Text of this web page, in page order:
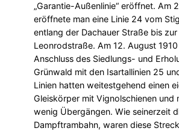
„Garantie-Außenlinie“ eröffnet. Am
eröffnete man eine Linie 24 vom
entlang der Dachauer Straße bis zur
Leonrodstraße. Am 12. August
Anschluss des Siedlungs- und
Grünwald mit den Isartallinien 25
Linien hatten weitestgehend einen
Gleiskörper mit Vignolschienen und
wenig Übergängen. Wie seinerzeit
Dampftrambahn, waren diese